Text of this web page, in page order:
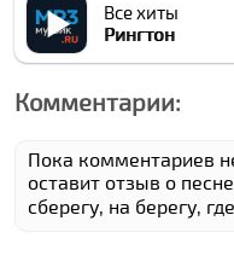
Все хиты
Рингтон
Комментарии:
Пока комментариев
оставит отзыв о
сберегу, на берегу,